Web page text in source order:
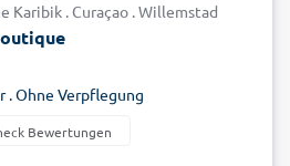
Karibik . Curaçao . Willemstad
. Ohne Verpflegung
Bewertungen